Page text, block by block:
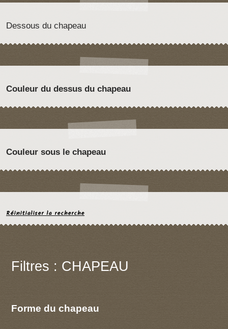
Dessous du chapeau
Couleur du dessus du chapeau
Couleur sous le chapeau
Réinitialiser la recherche
Filtres : CHAPEAU
Forme du chapeau